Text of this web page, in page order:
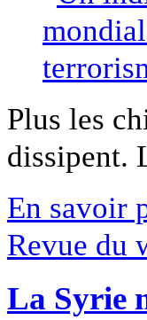
Plus les
dissipent.
En savoir
Revue du
La Syrie